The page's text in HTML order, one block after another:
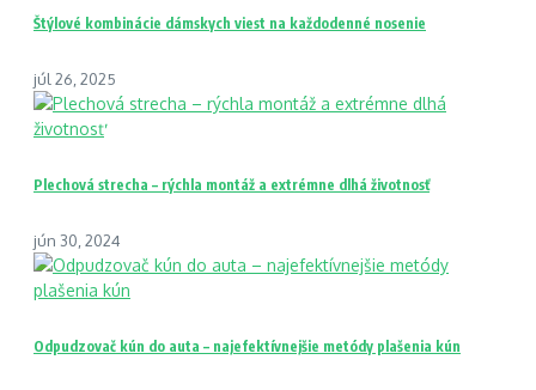
Štýlové kombinácie dámskych viest na každodenné nosenie
júl 26, 2025
Plechová strecha – rýchla montáž a extrémne dlhá životnosť
jún 30, 2024
Odpudzovač kún do auta – najefektívnejšie metódy plašenia kún